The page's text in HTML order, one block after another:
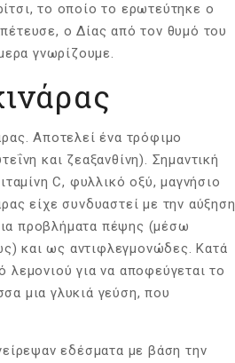
το οποίο το ερωτεύτηκε ο
ο Δίας από τον θυμό του
γνωρίζουμε.
Αποτελεί ένα τρόφιμο
και ζεαξανθίνη). Σημαντική
C, φυλλικό οξύ, μαγνήσιο
είχε συνδυαστεί με την αύξηση
προβλήματα πέψης (μέσω
και ως αντιφλεγμονώδες. Κατά
λεμονιού για να αποφεύγεται το
μια γλυκιά γεύση, που
εδέσματα με βάση την